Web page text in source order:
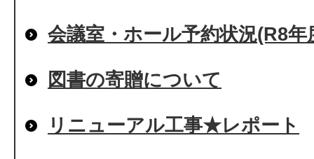
会議室・ホール予約状況(R8年
図書の寄贈について
リニューアル工事★レポート